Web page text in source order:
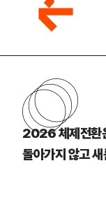
2026 체제전환
돌아가지 않고